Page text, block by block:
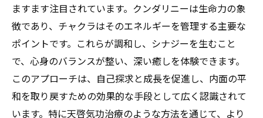
ますます注目されています。クンダリニーは生命力の象
徴であり、チャクラはそのエネルギーを管理する主要な
ポイントです。これらが調和し、シナジーを生むこと
で、心身のバランスが整い、深い癒しを体験できます。
このアプローチは、自己探求と成長を促進し、内面の平
和を取り戻すための効果的な手段として広く認識されて
います。特に天啓気功治療のような方法を通じて、より